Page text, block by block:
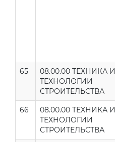
65
08.00.00 ТЕХНИКА И
ТЕХНОЛОГИИ
СТРОИТЕЛЬСТВА
66
08.00.00 ТЕХНИКА И
ТЕХНОЛОГИИ
СТРОИТЕЛЬСТВА